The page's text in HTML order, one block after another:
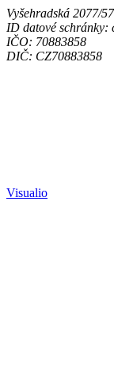
Vyšehradská 2077/
ID datové schránky:
IČO: 70883858
DIČ: CZ70883858
Visualio